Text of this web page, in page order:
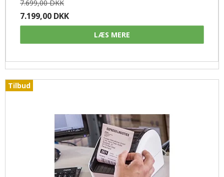
7.699,00 DKK
7.199,00 DKK
LÆS MERE
Tilbud